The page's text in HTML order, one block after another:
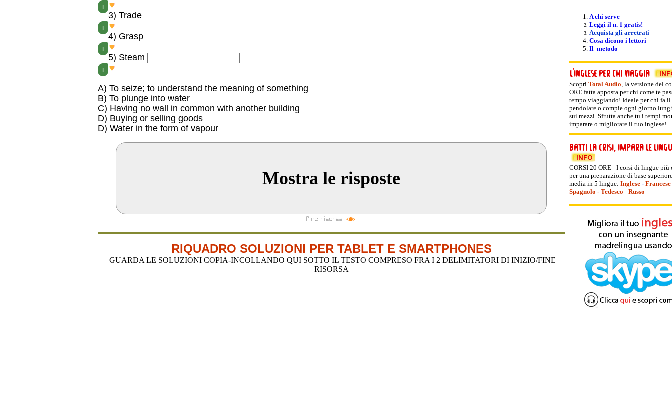
+
3) Trade
+
4) Grasp
+
5) Steam
+
A) To seize; to understand the meaning of something
B) To plunge into water
C) Having no wall in common with another building
D) Buying or selling goods
D) Water in the form of vapour
Mostra le risposte
RIQUADRO SOLUZIONI PER TABLET E SMARTPHONES
GUARDA LE SOLUZIONI COPIA-INCOLLANDO QUI SOTTO IL TESTO COMPRESO FRA I 2 DELIMITATORI DI INIZIO/FINE
RISORSA
A chi serve
Leggi il n. 1 gratis!
Acquista gli arretrati
Cosa dicono i lettori
Il metodo
Scopri Total Audio, la versione del
ORE fatta apposta per chi come te
tempo viaggiando! Ideale per chi fa il
pendolare o compie ogni giorno
sui mezzi. Sfrutta anche tu i tempi
imparare o migliorare il tuo inglese!
CORSI 20 ORE - I corsi di lingue più
per una preparazione di base
media in 5 lingue: Inglese - Francese
Spagnolo - Tedesco - Russo